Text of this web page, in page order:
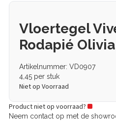
Vloertegel
Rodapié
Artikelnummer: VD0907
4,45 per stuk
Niet op Voorraad
Product niet op voorraad?
Neem contact op met de